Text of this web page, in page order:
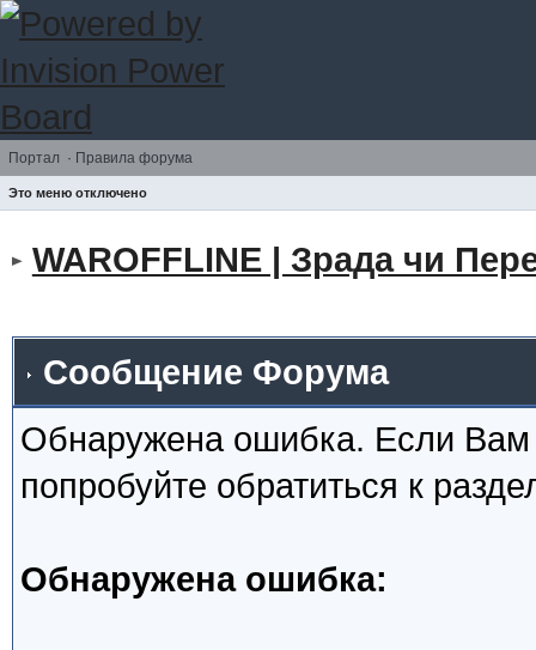
Портал · Правила форума
Это меню отключено
WAROFFLINE | Зрада чи
Сообщение Форума
Обнаружена ошибка. Если
попробуйте обратиться к
Обнаружена ошибка: